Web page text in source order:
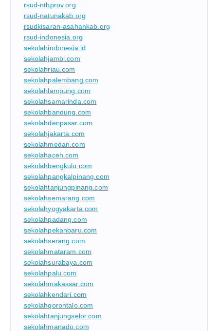
rsud-ntbprov.org
rsud-natunakab.org
rsudkisaran-asahankab.org
rsud-indonesia.org
sekolahindonesia.id
sekolahjambi.com
sekolahriau.com
sekolahpalembang.com
sekolahlampung.com
sekolahsamarinda.com
sekolahbandung.com
sekolahdenpasar.com
sekolahjakarta.com
sekolahmedan.com
sekolahaceh.com
sekolahbengkulu.com
sekolahpangkalpinang.com
sekolahtanjungpinang.com
sekolahsemarang.com
sekolahyogyakarta.com
sekolahpadang.com
sekolahpekanbaru.com
sekolahserang.com
sekolahmataram.com
sekolahsurabaya.com
sekolahpalu.com
sekolahmakassar.com
sekolahkendari.com
sekolahgorontalo.com
sekolahtanjungselor.com
sekolahmanado.com